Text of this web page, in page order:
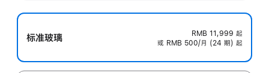
标准玻璃 RMB 11,999 起
或 RMB 500/月 (24 期) 起